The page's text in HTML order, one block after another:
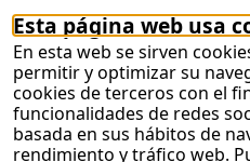
Esta página web usa
En esta web se sirven
permitir y optimizar su
cookies de terceros con el
funcionalidades de redes
basada en sus hábitos de
rendimiento y tráfico web.